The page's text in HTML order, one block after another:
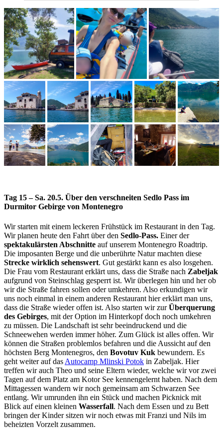
Tag 15 – Sa. 20.5. Über den verschneiten Sedlo Pass im
Durmitor Gebirge von Montenegro
Wir starten mit einem leckeren Frühstück im Restaurant in den Tag.
Wir planen heute den Fahrt über den Sedlo-Pass. Einer der
spektakulärsten Abschnitte auf unserem Montenegro Roadtrip.
Die imposanten Berge und die unberührte Natur machten diese
Strecke wirklich sehenswert. Gut gestärkt kann es also losgehen.
Die Frau vom Restaurant erklärt uns, dass die Straße nach Zabeljak
aufgrund von Steinschlag gesperrt ist. Wir überlegen hin und her ob
wir die Straße fahren sollen oder umkehren. Also erkundigen wir
uns noch einmal in einem anderen Restaurant hier erklärt man uns,
dass die Straße wieder offen ist. Also starten wir zurÜberquerung
des Gebirges, mit der Option im Hinterkopf doch noch umkehren
zu müssen. Die Landschaft ist sehr beeindruckend und die
Schneewehen werden immer höher. Zum Glück ist alles offen. Wir
können die Straßen problemlos befahren und die Aussicht auf den
höchsten Berg Montenegros, den Bovotuv Kuk bewundern. Es
geht weiter auf das Autocamp Mlinski Potok in Zabeljak. Hier
treffen wir auch Theo und seine Eltern wieder, welche wir vor zwei
Tagen auf dem Platz am Kotor See kennengelernt haben. Nach dem
Mittagessen wandern wir noch gemeinsam am Schwarzen See
entlang. Wir umrunden ihn ein Stück und machen Picknick mit
Blick auf einen kleinen Wasserfall. Nach dem Essen und zu Bett
bringen der Kinder sitzen wir noch etwas mit Franzi und Nils im
beheizten Vorzelt zusammen.